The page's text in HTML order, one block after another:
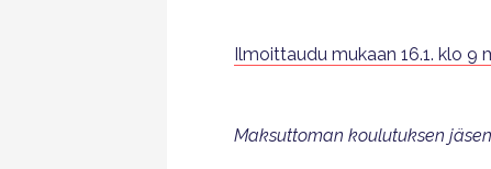
Ilmoittaudu mukaan 16.1. klo 9
Maksuttoman koulutuksen